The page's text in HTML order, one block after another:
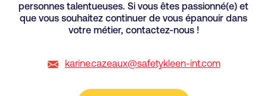
personnes talentueuses. Si vous êtes passionné(e) et
que vous souhaitez continuer de vous épanouir dans
votre métier, contactez-nous !
karine.cazeaux@safetykleen-int.com